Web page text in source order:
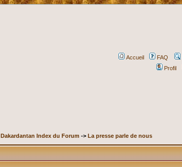
Accueil FAQ
Profil
Dakardantan Index du Forum -> La presse parle de nous